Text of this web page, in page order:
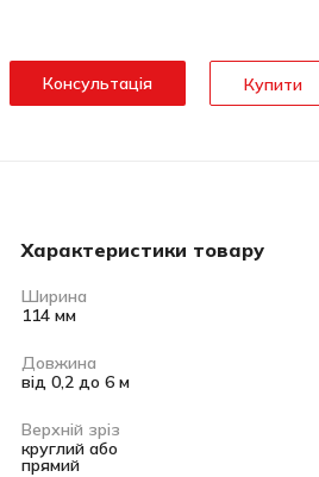
Консультація Купити
Характеристики товару
Ширина
114 мм
Довжина
від 0,2 до 6 м
Верхній зріз
круглий або
прямий